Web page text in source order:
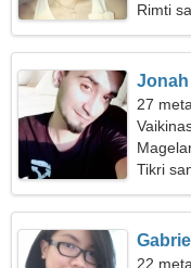
Rimti
Jonah
27
Tikri
22